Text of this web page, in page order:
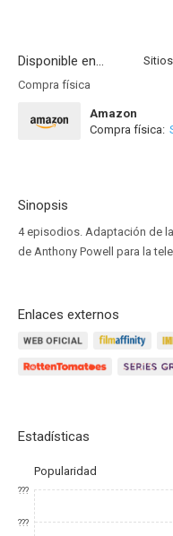
Disponible en...
Compra física
Amazon
Compra física:
Sinopsis
4 episodios. Adaptación de
de Anthony Powell para la
Enlaces externos
Estadísticas
Popularidad
???
???